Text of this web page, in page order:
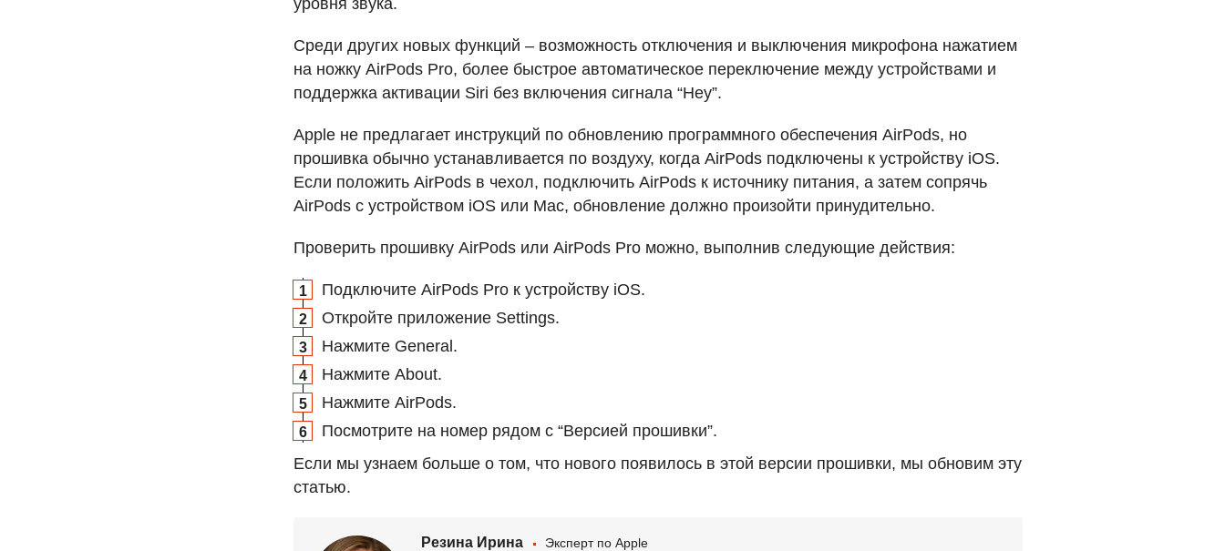
уровня звука.
Среди других новых функций – возможность отключения и выключения микрофона нажатием
на ножку AirPods Pro, более быстрое автоматическое переключение между устройствами и
поддержка активации Siri без включения сигнала “Hey”.
Apple не предлагает инструкций по обновлению программного обеспечения AirPods, но
прошивка обычно устанавливается по воздуху, когда AirPods подключены к устройству iOS.
Если положить AirPods в чехол, подключить AirPods к источнику питания, а затем сопрячь
AirPods с устройством iOS или Mac, обновление должно произойти принудительно.
Проверить прошивку AirPods или AirPods Pro можно, выполнив следующие действия:
Подключите AirPods Pro к устройству iOS.
Откройте приложение Settings.
Нажмите General.
Нажмите About.
Нажмите AirPods.
Посмотрите на номер рядом с “Версией прошивки”.
Если мы узнаем больше о том, что нового появилось в этой версии прошивки, мы обновим эту
статью.
Резина Ирина
Эксперт по Apple